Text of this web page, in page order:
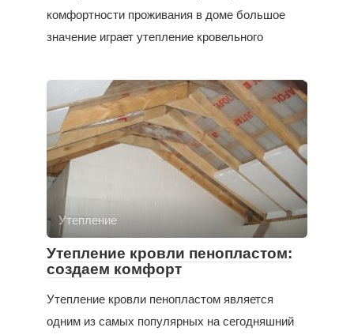
комфортности проживания в доме большое
значение играет утепление кровельного
Утепление
Утепление кровли пенопластом:
создаем комфорт
Утепление кровли пенопластом является
одним из самых популярных на сегодняшний